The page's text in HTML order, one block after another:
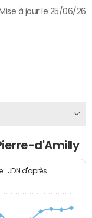
Mise à jour le 25/06/26
d'Amilly
: JDN d'après